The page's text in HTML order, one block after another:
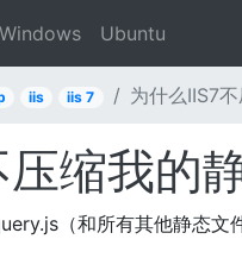
Windows Ubuntu
iis iis 7 为什么IIS7
缩我的
（和所有其他静态文